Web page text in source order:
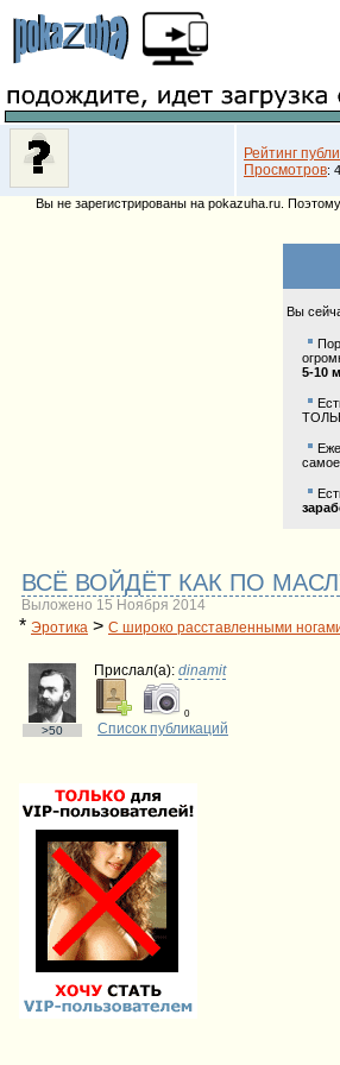
Рейтинг
Просмотров:
Вы не зарегистрированы на pokazuha.ru.
Вы
5-10
ВСЁ ВОЙДЁТ КАК ПО
Выложено 15 Ноября 2014
* Эротика > С широко расставленными
>50
Прислал(a): dinamit
0
Список публикаций